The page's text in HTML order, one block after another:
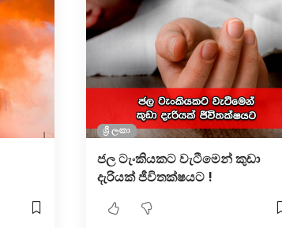
ශ්‍රී ලංකා
ජල ටැංකියකට වැටීමෙන් කුඩා
දැරියක් ජීවිතක්ෂයට !